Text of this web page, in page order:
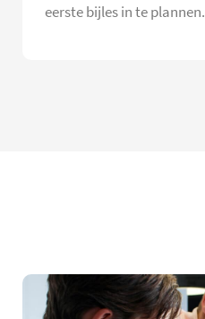
eerste bijles in te plannen.